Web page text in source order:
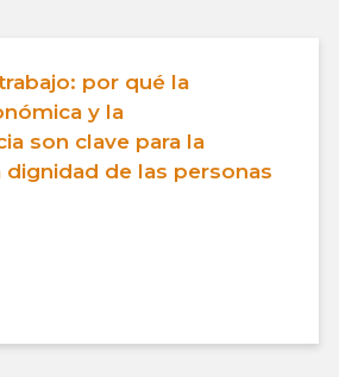
por qué la
y la
son clave para la
dignidad de las personas